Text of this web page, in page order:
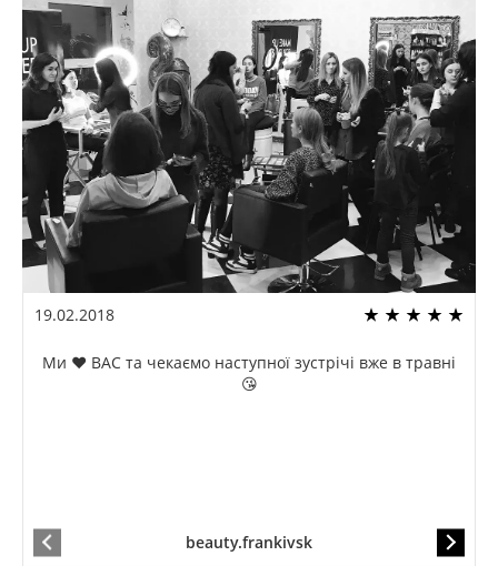
19.02.2018
Ми ❤️ ВАС та чекаємо наступної зустрічі вже в травні
😘
beauty.frankivsk